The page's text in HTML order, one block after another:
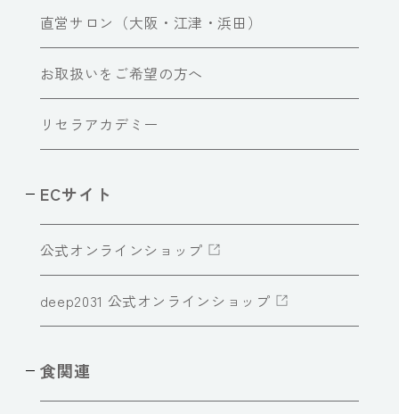
直営サロン（大阪・江津・浜田）
お取扱いをご希望の方へ
リセラアカデミー
ECサイト
公式オンラインショップ
deep2031 公式オンラインショップ
食関連